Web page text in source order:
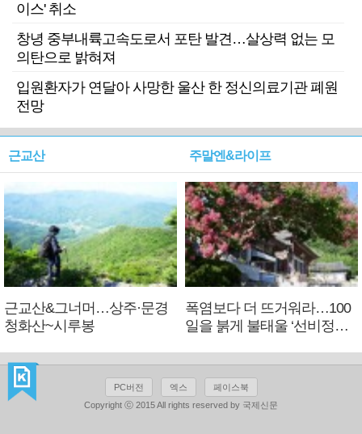
이스' 취소
창녕 중부내륙고속도로서 포탄 발견…살상력 없는 모
의탄으로 밝혀져
입원환자가 연달아 사망한 울산 한 정신의료기관 폐원
전망
근교산
근교산&그너머…상주·문경
청화산~시루봉
주말엔&라이프
폭염보다 더 뜨거워라…100
일을 붉게 불태울 ‘선비정신’
PC버전 엑스
페이스북
Copyright ⓒ 2015 All rights reserved by 국제신문